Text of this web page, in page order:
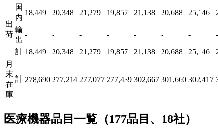
出
荷
国
内
18,449 20,348 21,279 19,857 21,138 20,688 25,146
輸
出
- - - - - - - -
計 18,449 20,348 21,279 19,857 21,138 20,688 25,146
月
末
在
庫
計 278,690 277,214 277,077 277,439 302,667 301,660 302,417
医療機器品目一覧（177品目、18社）